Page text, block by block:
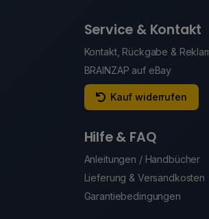
Service & Kontakt
Kontakt, Rückgabe &
BRAINZAP auf eBay
Kauf widerrufen
Hilfe & FAQ
Anleitungen / Handbücher
Lieferung & Versandkosten
Garantiebedingungen